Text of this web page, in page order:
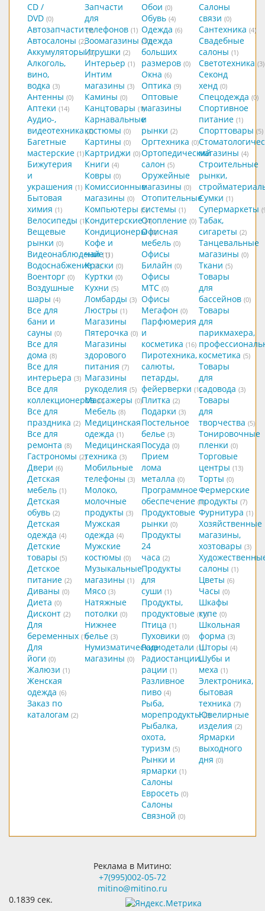
CD /
DVD (0)
Автозапчасти (9)
Автосалоны (2)
Аккумуляторы (0)
Алкоголь,
вино,
водка (3)
Антенны (0)
Аптеки (14)
Аудио-,
видеотехника (2)
Багетные
мастерские (1)
Бижутерия
и
украшения (1)
Бытовая
химия (1)
Велосипеды (1)
Вещевые
рынки (0)
Видеонаблюдение (1)
Водоснабжение (1)
Военторг (0)
Воздушные
шары (4)
Все для
бани и
сауны (0)
Все для
дома (8)
Все для
интерьера (3)
Все для
коллекционеров (0)
Все для
праздника (2)
Все для
ремонта (8)
Гастрономы (2)
Двери (6)
Детская
мебель (1)
Детская
обувь (2)
Детская
одежда (4)
Детские
товары (5)
Детское
питание (2)
Диваны (0)
Диета (0)
Дисконт (2)
Для
беременных (1)
Для
йоги (0)
Жалюзи (1)
Женская
одежда (6)
Заказ по
каталогам (2)
Запчасти
для
телефонов (1)
Зоомагазины (10)
Игрушки (2)
Интерьер (1)
Интим
магазины (3)
Камины (0)
Канцтовары (1)
Карнавальные
костюмы (0)
Картины (0)
Картриджи (0)
Книги (4)
Ковры (0)
Комиссионные
магазины (0)
Компьютеры (5)
Кондитерские (4)
Кондиционеры (0)
Кофе и
чай (1)
Краски (0)
Куртки (0)
Кухни (5)
Ломбарды (3)
Люстры (1)
Магазины
Пятерочка (0)
Магазины
здорового
питания (7)
Магазины
рукоделия (5)
Массажеры (0)
Мебель (8)
Медицинская
одежда (1)
Медицинская
техника (3)
Мобильные
телефоны (3)
Молоко,
молочные
продукты (3)
Мужская
одежда (4)
Мужские
костюмы (0)
Музыкальные
магазины (1)
Мясо (3)
Натяжные
потолки (0)
Нижнее
белье (3)
Нумизматические
магазины (0)
Обои (0)
Обувь (4)
Одежда (6)
Одежда
больших
размеров (0)
Окна (6)
Оптика (9)
Оптовые
магазины
и
рынки (2)
Оргтехника (0)
Ортопедический
салон (5)
Оружейные
магазины (0)
Отопительные
системы (1)
Отопление (0)
Офисная
мебель (0)
Офисы
Билайн (0)
Офисы
МТС (0)
Офисы
Мегафон (0)
Парфюмерия
и
косметика (16)
Пиротехника,
салюты,
петарды,
фейерверки (1)
Плитка (2)
Подарки (3)
Постельное
белье (3)
Посуда (0)
Прием
лома
металла (0)
Программное
обеспечение (1)
Продуктовые
рынки (0)
Продукты
24
часа (2)
Продукты
для
суши (1)
Продукты,
продуктовые (11)
Птица (1)
Пуховики (0)
Радиодетали (1)
Радиостанции,
рации (1)
Разливное
пиво (4)
Рыба,
морепродукты (2)
Рыбалка,
охота,
туризм (5)
Рынки и
ярмарки (1)
Салоны
Евросеть (0)
Салоны
Связной (0)
Салоны
связи (0)
Сантехника (4)
Свадебные
салоны (1)
Светотехника (3)
Секонд
хенд (0)
Спецодежда (0)
Спортивное
питание (1)
Спорттовары (5)
магазины (4)
Строительные
рынки,
Сумки (1)
Супермаркеты
Табак,
сигареты (2)
Танцевальные
магазины (0)
Ткани (5)
Товары
для
бассейнов (0)
Товары
для
парикмахера,
косметика (5)
Товары
для
садовода (3)
Товары
для
творчества (5)
Тонировочные
пленки (0)
Торговые
центры (13)
Торты (0)
Фермерские
продукты (7)
Фурнитура (1)
Хозяйственные
магазины,
хозтовары (3)
салоны (1)
Цветы (6)
Часы (0)
Шкафы
купе (0)
Школьная
форма (3)
Шторы (4)
Шубы и
меха (1)
Электроника,
бытовая
техника (7)
Ювелирные
изделия (2)
Ярмарки
выходного
дня (0)
Реклама в Митино:
+7(995)002-05-72
mitino@mitino.ru
0.1839 сек.